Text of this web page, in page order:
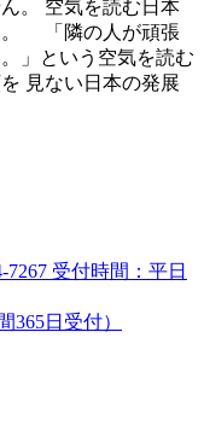
。 空気を読む日本
。 「隣の人が頑張
」という空気を読む
見ない日本の発展
7267 受付時間：平日
365日受付）